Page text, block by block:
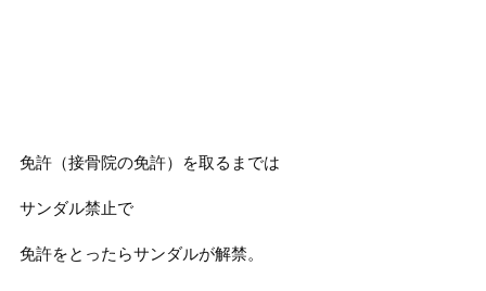
免許（接骨院の免許）を取るまでは
サンダル禁止で
免許をとったらサンダルが解禁。